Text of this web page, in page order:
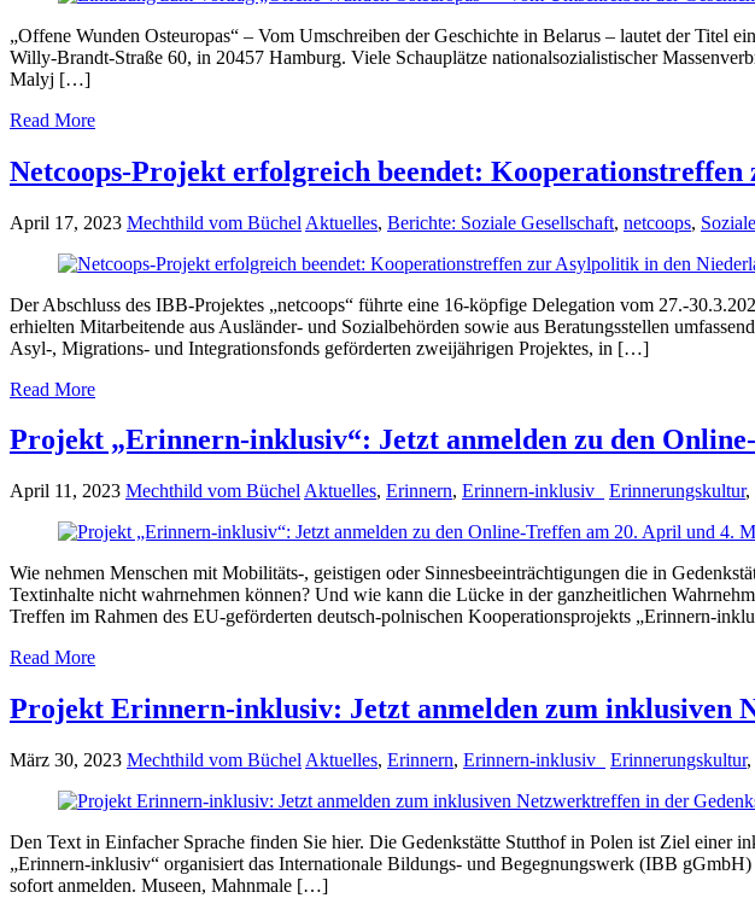
„Offene Wunden Osteuropas“ – Vom Umschreiben der Geschichte in Belarus – lautet der
Willy-Brandt-Straße 60, in 20457 Hamburg. Viele Schauplätze nationalsozialistischer
Malyj […]
Read More
Netcoops-Projekt erfolgreich beendet:
April 17, 2023 Mechthild vom Büchel Aktuelles, Berichte: Soziale Gesellschaft, netcoops,
Der Abschluss des IBB-Projektes „netcoops“ führte eine 16-köpfige Delegation vom 27.-
erhielten Mitarbeitende aus Ausländer- und Sozialbehörden sowie aus Beratungsstellen
Asyl-, Migrations- und Integrationsfonds geförderten zweijährigen Projektes, in […]
Read More
Projekt „Erinnern-inklusiv“: Jetzt anmelden zu den
April 11, 2023 Mechthild vom Büchel Aktuelles, Erinnern, Erinnern-inklusiv_ Erinnerungskultur,
Wie nehmen Menschen mit Mobilitäts-, geistigen oder Sinnesbeeinträchtigungen die in
Textinhalte nicht wahrnehmen können? Und wie kann die Lücke in der ganzheitlichen
Treffen im Rahmen des EU-geförderten deutsch-polnischen Kooperationsprojekts „Erinnern-
Read More
Projekt Erinnern-inklusiv: Jetzt anmelden zum inklusiven
März 30, 2023 Mechthild vom Büchel Aktuelles, Erinnern, Erinnern-inklusiv_ Erinnerungskultur,
Den Text in Einfacher Sprache finden Sie hier. Die Gedenkstätte Stutthof in Polen ist Ziel einer
„Erinnern-inklusiv“ organisiert das Internationale Bildungs- und Begegnungswerk (IBB
sofort anmelden. Museen, Mahnmale […]